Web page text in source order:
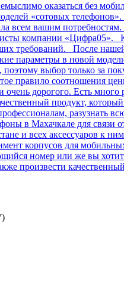
оказаться без
«сотовых
всем вашим
компании «Цифра05».
требований. После
параметры в новой
выбор только за
правило соотношения
очень дорогого. Есть
продукт,
в Махачкале для связи
и всех аксессуаров к
корпусов для
номер или же вы
произвести